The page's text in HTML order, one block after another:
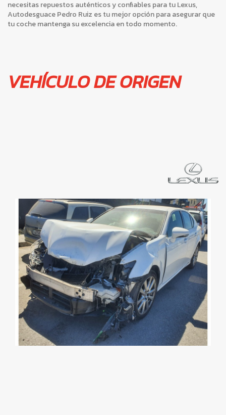
necesitas repuestos auténticos y confiables para tu Lexus,
Autodesguace Pedro Ruiz es tu mejor opción para asegurar que
tu coche mantenga su excelencia en todo momento.
VEHÍCULO DE ORIGEN